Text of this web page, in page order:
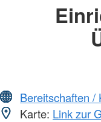
Bereitschaften /
Karte: Link zur